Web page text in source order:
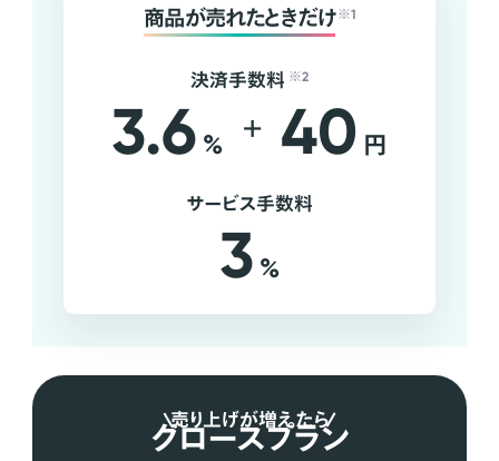
商品が売れたときだけ ※1
決済手数料 ※2
3.6 % + 40 円
サービス手数料
3 %
売り上げが増えたら
グロースプラン